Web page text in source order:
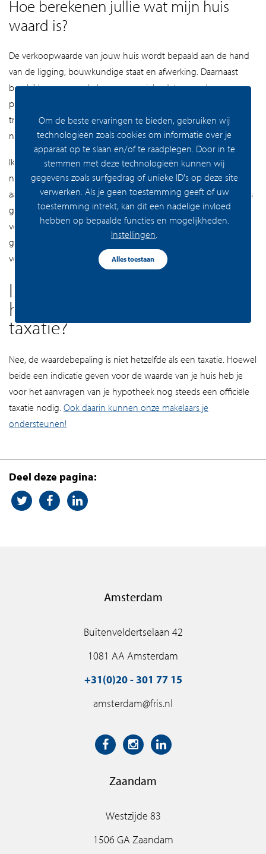
Hoe berekenen jullie wat mijn huis
waard is?
De verkoopwaarde van jouw huis wordt bepaald aan de hand
van de ligging, bouwkundige staat en afwerking. Daarnaast
beschikken onze makelaars over unieke data over de
prijsontwikkeling van woningen uit jouw buurt en recente
transacties van vergelijkbare huizen. Zo kunnen ze zeer
nauwkeurig de waarde van jouw huis berekenen.
Ik ben benieuwd hoeveel mijn huis waard is, maar weet nog
niet zeker of ik het wil verkopen. Kan ik een waardebepaling
aanvragen? Uiteindelijk bepaal je zelf of en aan wie je jouw huis
gaat verkopen. Hoewel wij je natuurlijk graag helpen bij de
verkoop van jouw huis, zitten er aan onze waardebepalingen
geen vervolgverplichtingen. Een gesprek met één van onze
verkoopmakelaars is dus geheel vrijblijvend!
Is de berekening van mijn
huiswaarde hetzelfde als een
taxatie?
Nee, de waardebepaling is niet hetzelfde als een taxatie. Hoewel
beide een indicatie geven voor de waarde van je huis heb je
voor het aanvragen van je hypotheek nog steeds een officiële
taxatie nodig. Ook daarin kunnen onze makelaars je
ondersteunen!
Deel deze pagina:
Amsterdam
Buitenveldertselaan 42
1081 AA Amsterdam
+31(0)20 - 301 77 15
amsterdam@fris.nl
Zaandam
Westzijde 83
1506 GA Zaandam
Om de beste ervaringen te bieden, gebruiken wij
technologieën zoals cookies om informatie over je
apparaat op te slaan en/of te raadplegen. Door in te
stemmen met deze technologieën kunnen wij
gegevens zoals surfgedrag of unieke ID's op deze site
verwerken. Als je geen toestemming geeft of uw
toestemming intrekt, kan dit een nadelige invloed
hebben op bepaalde functies en mogelijkheden.
Instellingen
Alles toestaan